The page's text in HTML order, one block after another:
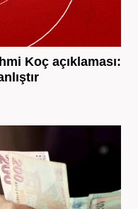
Koç açıklaması: